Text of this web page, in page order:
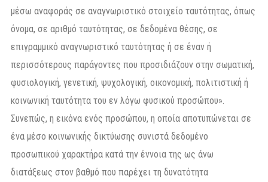
μέσω αναφοράς σε αναγνωριστικό στοιχείο ταυτότητας, όπως
όνομα, σε αριθμό ταυτότητας, σε δεδομένα θέσης, σε
επιγραμμικό αναγνωριστικό ταυτότητας ή σε έναν ή
περισσότερους παράγοντες που προσιδιάζουν στην σωματική,
φυσιολογική, γενετική, ψυχολογική, οικονομική, πολιτιστική ή
κοινωνική ταυτότητα του εν λόγω φυσικού προσώπου».
Συνεπώς, η εικόνα ενός προσώπου, η οποία αποτυπώνεται σε
ένα μέσο κοινωνικής δικτύωσης συνιστά δεδομένο
προσωπικού χαρακτήρα κατά την έννοια της ως άνω
διατάξεως στον βαθμό που παρέχει τη δυνατότητα